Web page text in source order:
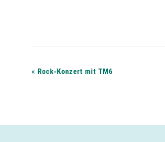
V
r
« Rock-Konzert mit TM6